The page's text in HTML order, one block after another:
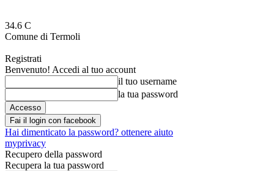
34.6 C
Comune di Termoli
Registrati
Benvenuto! Accedi al tuo account
il tuo username
la tua password
Fai il login con facebook
Hai dimenticato la password? ottenere aiuto
myprivacy
Recupero della password
Recupera la tua password